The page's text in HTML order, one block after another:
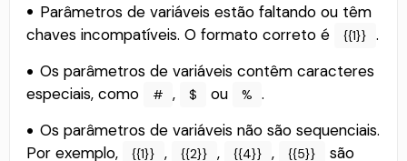
Parâmetros de variáveis estão faltando ou têm
chaves incompatíveis. O formato correto é
{{1}}
.
Os parâmetros de variáveis ​​contêm caracteres
especiais, como
# , $ ou %
.
Os parâmetros de variáveis ​​não são sequenciais.
Por exemplo,
{{1}} , {{2}} , {{4}} , {{5}}
são